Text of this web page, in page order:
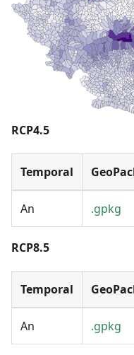
RCP4.5
Temporal
An .gpkg
RCP8.5
Temporal
An .gpkg